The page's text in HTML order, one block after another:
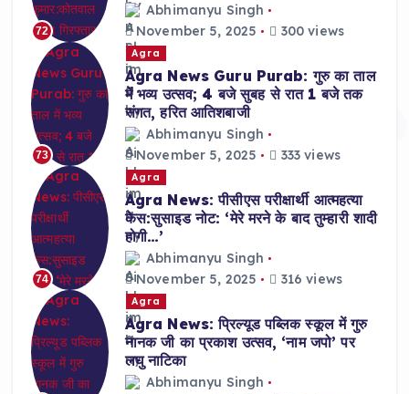
72
Abhimanyu Singh
November 5, 2025
300 views
73
Agra
Agra News Guru Purab: गुरु का ताल
में भव्य उत्सव; 4 बजे सुबह से रात 1 बजे तक
संगत, हरित आतिशबाजी
Abhimanyu Singh
November 5, 2025
333 views
74
Agra
Agra News: पीसीएस परीक्षार्थी आत्महत्या
केस:सुसाइड नोट: ‘मेरे मरने के बाद तुम्हारी शादी
होगी…’
Abhimanyu Singh
November 5, 2025
316 views
Agra
Agra News: प्रिल्यूड पब्लिक स्कूल में गुरु
नानक जी का प्रकाश उत्सव, ‘नाम जपो’ पर
लघु नाटिका
Abhimanyu Singh